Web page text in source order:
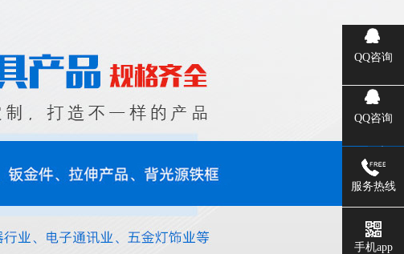
QQ咨询
QQ咨询
服务热线
手机app